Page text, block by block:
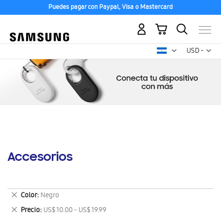
Puedes pagar con Paypal, Visa o Mastercard
USD -
dólar
Mi carrito
Accesorios
Color Negro
Eliminar
este
artículo
Precio US$ 10.00 - US$ 19.99
Eliminar